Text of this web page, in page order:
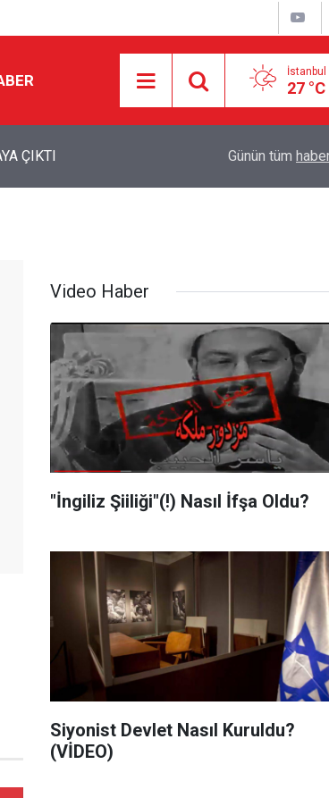
İstanbul
27 °C
ÇIKTI DEVRİMGünün tüm
Video Haber
"İngiliz Şiiliği"(!) Nasıl İfşa Oldu?
Siyonist Devlet Nasıl Kuruldu?
(VİDEO)